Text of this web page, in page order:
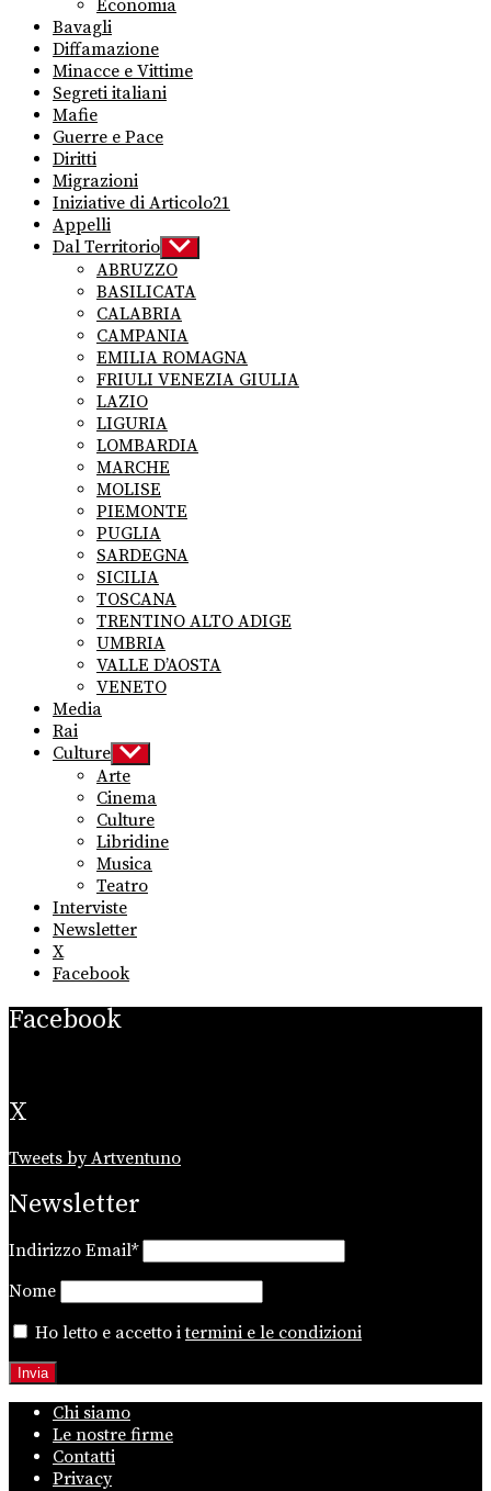
Economia
Bavagli
Diffamazione
Minacce e Vittime
Segreti italiani
Mafie
Guerre e Pace
Diritti
Migrazioni
Iniziative di Articolo21
Appelli
Dal Territorio Show
sub
menu
ABRUZZO
BASILICATA
CALABRIA
CAMPANIA
EMILIA ROMAGNA
FRIULI VENEZIA GIULIA
LAZIO
LIGURIA
LOMBARDIA
MARCHE
MOLISE
PIEMONTE
PUGLIA
SARDEGNA
SICILIA
TOSCANA
TRENTINO ALTO ADIGE
UMBRIA
VALLE D’AOSTA
VENETO
Media
Rai
Culture Show
sub
menu
Arte
Cinema
Culture
Libridine
Musica
Teatro
Interviste
Newsletter
X
Facebook
Facebook
X
Tweets by Artventuno
Newsletter
Indirizzo Email*
Nome
Ho letto e accetto itermini e le condizioni
Chi siamo
Le nostre firme
Contatti
Privacy